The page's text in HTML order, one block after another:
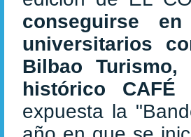
conseguirse
universitarios
Bilbao
histórico
expuesta la